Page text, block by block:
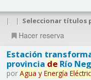
| | Seleccionar títulos
Hacer reserva
Estación
provincia deRío
por Agua y Energía